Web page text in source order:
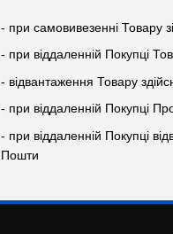
- при самовивезенні Товару
- при віддаленній Покупці
- відвантаження Товару
- при віддаленній Покупці
- при віддаленній Покупці
Пошти